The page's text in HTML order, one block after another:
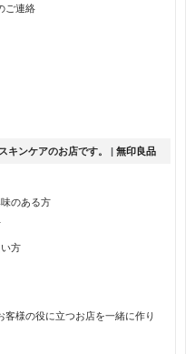
ご連絡
キンケアのお店です。 | 無印良品
のある方
方
客様の役に立つお店を一緒に作り